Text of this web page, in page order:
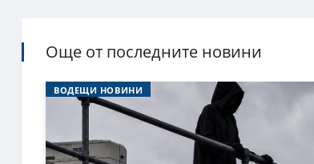
Още от последните новини
ВОДЕЩИ НОВИНИ